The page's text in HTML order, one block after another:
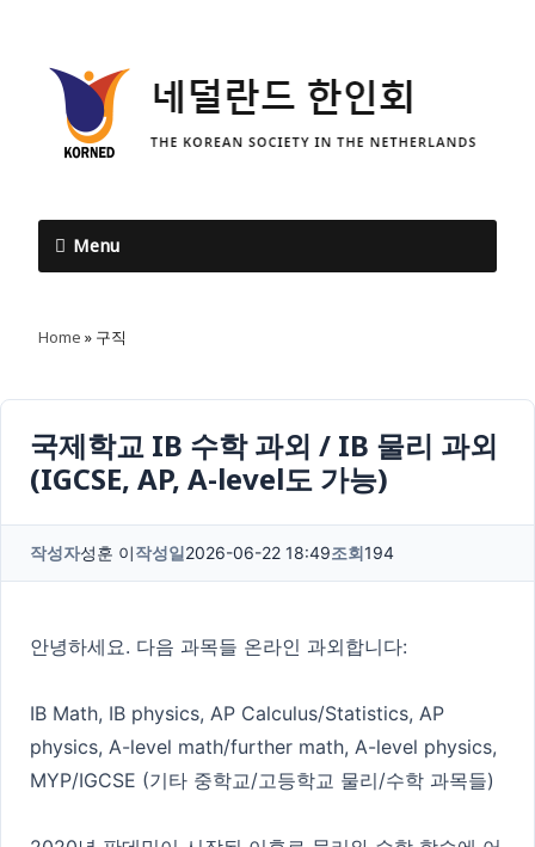
Menu
Home » 구직
국제학교 IB 수학 과외 / IB 물리 과외
(IGCSE, AP, A-level도 가능)
작성자성훈 이작성일2026-06-22 18:49조회194
안녕하세요. 다음 과목들 온라인 과외합니다:
IB Math, IB physics, AP Calculus/Statistics, AP
physics, A-level math/further math, A-level physics,
MYP/IGCSE (기타 중학교/고등학교 물리/수학 과목들)